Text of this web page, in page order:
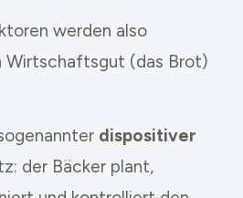
werden also
Wirtschaftsgut (das Brot)
dispositiver
der Bäcker plant,